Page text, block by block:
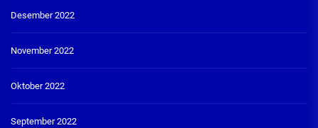
Desember 2022
November 2022
Oktober 2022
September 2022